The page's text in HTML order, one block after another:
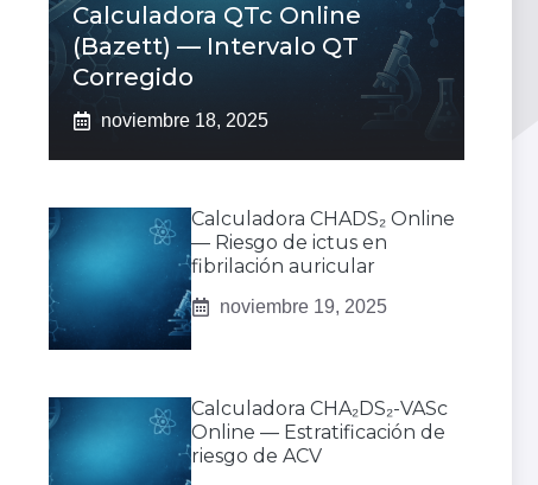
Calculadora QTc Online
(Bazett) — Intervalo QT
Corregido
noviembre 18, 2025
Calculadora CHADS₂ Online
— Riesgo de ictus en
fibrilación auricular
noviembre 19, 2025
Calculadora CHA₂DS₂-VASc
Online — Estratificación de
riesgo de ACV